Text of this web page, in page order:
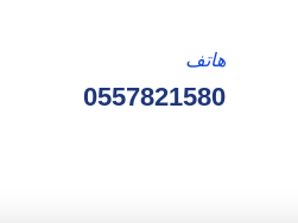
هاتف
0557821580